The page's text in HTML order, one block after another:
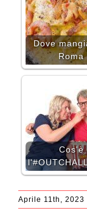
Dove
Roma
Cos'è
Aprile 11th, 2023